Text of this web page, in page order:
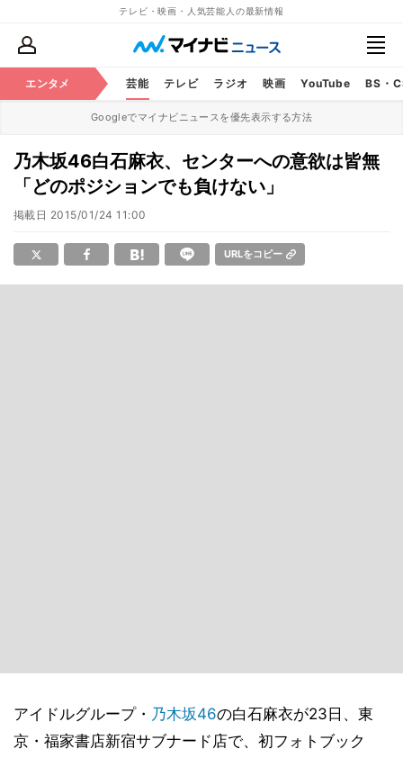
テレビ・映画・人気芸能人の最新情報
エンタメ 芸能 テレビ ラジオ 映画 YouTube BS・
Googleでマイナビニュースを優先表示する方法
乃木坂46白石麻衣、センターへの意欲は皆無
「どのポジションでも負けない」
掲載日 2015/01/24 11:00
URLをコピー
アイドルグループ・ 乃木坂46の白石麻衣が23日、東
京・福家書店新宿サブナード店で、初フォトブック